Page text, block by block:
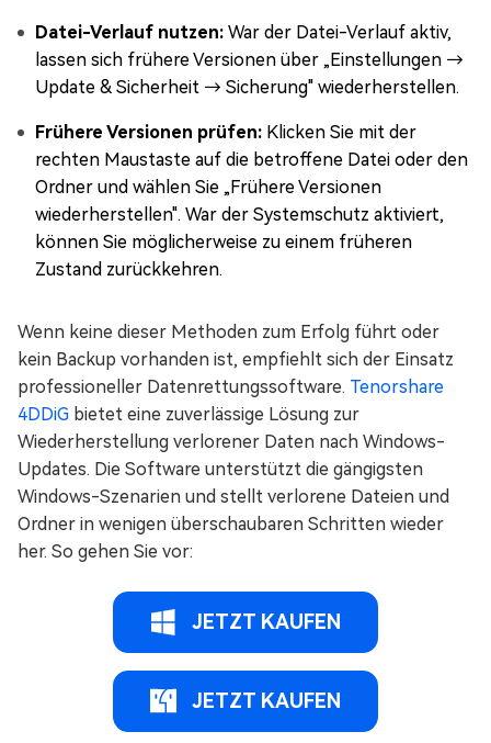
Datei-Verlauf nutzen: War der Datei-Verlauf aktiv,
lassen sich frühere Versionen über „Einstellungen →
Update & Sicherheit → Sicherung" wiederherstellen.
Frühere Versionen prüfen: Klicken Sie mit der
rechten Maustaste auf die betroffene Datei oder den
Ordner und wählen Sie „Frühere Versionen
wiederherstellen". War der Systemschutz aktiviert,
können Sie möglicherweise zu einem früheren
Zustand zurückkehren.
Wenn keine dieser Methoden zum Erfolg führt oder
kein Backup vorhanden ist, empfiehlt sich der Einsatz
professioneller Datenrettungssoftware. Tenorshare
4DDiG bietet eine zuverlässige Lösung zur
Wiederherstellung verlorener Daten nach Windows-
Updates. Die Software unterstützt die gängigsten
Windows-Szenarien und stellt verlorene Dateien und
Ordner in wenigen überschaubaren Schritten wieder
her. So gehen Sie vor:
JETZT KAUFEN
JETZT KAUFEN